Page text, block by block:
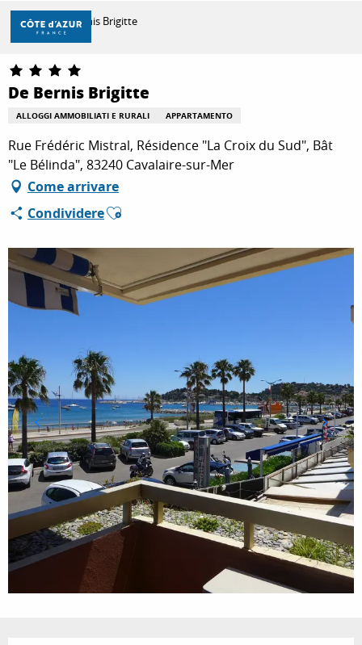
Aller
contenu
principal
SCOPRIRE
PER FARE
SOGGIORNO
Casa De Bernis Brigitte
De Bernis Brigitte
ALLOGGI AMMOBILIATI E RURALI APPARTAMENTO
Rue Frédéric Mistral, Résidence "La Croix du Sud", Bât
"Le Bélinda", 83240 Cavalaire-sur-Mer
Come arrivare
CondividereAjouter aux favoris